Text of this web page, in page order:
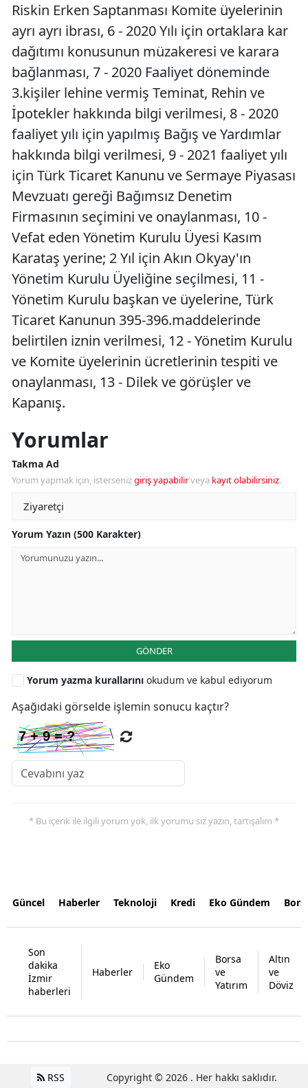
Riskin Erken Saptanması Komite üyelerinin
ayrı ayrı ibrası, 6 - 2020 Yılı için ortaklara kar
dağıtımı konusunun müzakeresi ve karara
bağlanması, 7 - 2020 Faaliyet döneminde
3.kişiler lehine vermiş Teminat, Rehin ve
İpotekler hakkında bilgi verilmesi, 8 - 2020
faaliyet yılı için yapılmış Bağış ve Yardımlar
hakkında bilgi verilmesi, 9 - 2021 faaliyet yılı
için Türk Ticaret Kanunu ve Sermaye Piyasası
Mevzuatı gereği Bağımsız Denetim
Firmasının seçimini ve onaylanması, 10 -
Vefat eden Yönetim Kurulu Üyesi Kasım
Karataş yerine; 2 Yıl için Akın Okyay'ın
Yönetim Kurulu Üyeliğine seçilmesi, 11 -
Yönetim Kurulu başkan ve üyelerine, Türk
Ticaret Kanunun 395-396.maddelerinde
belirtilen iznin verilmesi, 12 - Yönetim Kurulu
ve Komite üyelerinin ücretlerinin tespiti ve
onaylanması, 13 - Dilek ve görüşler ve
Kapanış.
Yorumlar
Takma Ad
Yorum yapmak için, istersenizgiriş yapabilirveya kayıt olabilirsiniz.
Yorum Yazın (500 Karakter)
GÖNDER
Yorum yazma kurallarını okudum ve kabul ediyorum
Aşağıdaki görselde işlemin sonucu kaçtır?
* Bu içerik ile ilgili yorum yok, ilk yorumu siz yazın, tartışalım *
Güncel Haberler Teknoloji Kredi Eko Gündem
Son
dakika
İzmir
haberleri
Haberler
Eko
Gündem
Borsa
ve
Yatırım
Altın
ve
Döviz
RSS Copyright © 2026 . Her hakkı saklıdır.